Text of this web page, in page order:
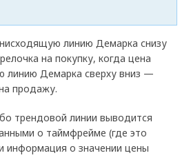
линию Демарка снизу
на покупку, когда цена
линию Демарка сверху вниз —
продажу.
трендовой линии выводится
о таймфрейме (где это
информация о значении цены